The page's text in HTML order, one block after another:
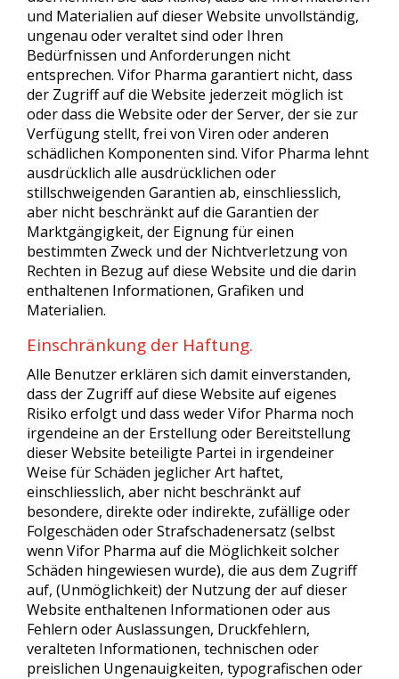
und Materialien auf dieser Website unvollständig,
ungenau oder veraltet sind oder Ihren
Bedürfnissen und Anforderungen nicht
entsprechen. Vifor Pharma garantiert nicht, dass
der Zugriff auf die Website jederzeit möglich ist
oder dass die Website oder der Server, der sie zur
Verfügung stellt, frei von Viren oder anderen
schädlichen Komponenten sind. Vifor Pharma lehnt
ausdrücklich alle ausdrücklichen oder
stillschweigenden Garantien ab, einschliesslich,
aber nicht beschränkt auf die Garantien der
Marktgängigkeit, der Eignung für einen
bestimmten Zweck und der Nichtverletzung von
Rechten in Bezug auf diese Website und die darin
enthaltenen Informationen, Grafiken und
Materialien.
Einschränkung der Haftung.
Alle Benutzer erklären sich damit einverstanden,
dass der Zugriff auf diese Website auf eigenes
Risiko erfolgt und dass weder Vifor Pharma noch
irgendeine an der Erstellung oder Bereitstellung
dieser Website beteiligte Partei in irgendeiner
Weise für Schäden jeglicher Art haftet,
einschliesslich, aber nicht beschränkt auf
besondere, direkte oder indirekte, zufällige oder
Folgeschäden oder Strafschadenersatz (selbst
wenn Vifor Pharma auf die Möglichkeit solcher
Schäden hingewiesen wurde), die aus dem Zugriff
auf, (Unmöglichkeit) der Nutzung der auf dieser
Website enthaltenen Informationen oder aus
Fehlern oder Auslassungen, Druckfehlern,
veralteten Informationen, technischen oder
preislichen Ungenauigkeiten, typografischen oder